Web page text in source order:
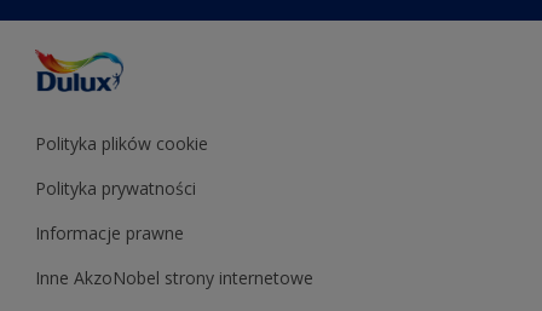
Zgodność kolorów
Znajdź sklep
Podkłady i grunty
Testery farb
Farby do sufitów
Farby uniwersalne
Podkłady i grunty
Polityka plików cookie
Polityka prywatności
Informacje prawne
Inne AkzoNobel strony internetowe